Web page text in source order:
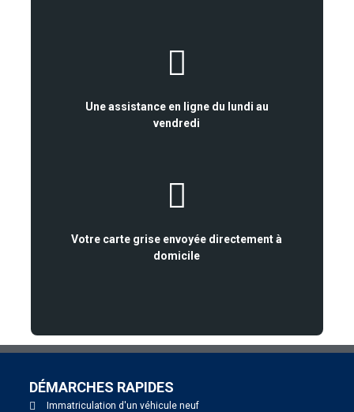
Une assistance en ligne du lundi au
vendredi
Votre carte grise envoyée directement à
domicile
DÉMARCHES RAPIDES
Immatriculation d'un véhicule neuf